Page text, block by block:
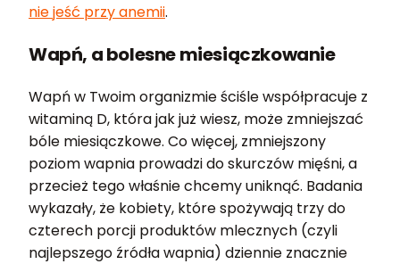
nie jeść przy anemii.
Wapń, a bolesne miesiączkowanie
Wapń w Twoim organizmie ściśle współpracuje z
witaminą D, która jak już wiesz, może zmniejszać
bóle miesiączkowe. Co więcej, zmniejszony
poziom wapnia prowadzi do skurczów mięśni, a
przecież tego właśnie chcemy uniknąć. Badania
wykazały, że kobiety, które spożywają trzy do
czterech porcji produktów mlecznych (czyli
najlepszego źródła wapnia) dziennie znacznie